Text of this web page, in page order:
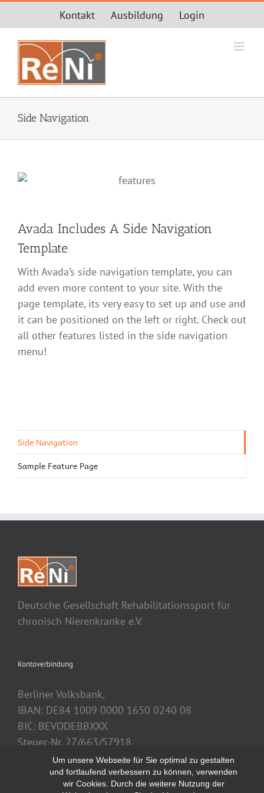
Um unsere Webseite für Sie optimal zu gestalten
und fortlaufend verbessern zu können, verwenden
wir Cookies. Durch die weitere Nutzung der
springen
Kontakt Ausbildung Login
Side Navigation
Avada Includes A Side Navigation
Template
With Avada’s side navigation template, you can
add even more content to your site. With the
page template, its very easy to set up and use and
it can be positioned on the left or right. Check out
all other features listed in the side navigation
menu!
Side Navigation
Sample Feature Page
Deutsche Gesellschaft Rehabilitationssport für
chronisch Nierenkranke e.V.
Kontoverbindung
Berliner Volksbank,
IBAN: DE84 1009 0000 1650 0240 08
BIC: BEVODEBBXXX
Steuer-Nr. 27/663/57918